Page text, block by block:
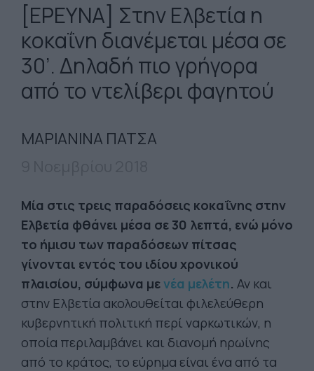
[ΕΡΕΥΝΑ] Στην Ελβετία η
κοκαΐνη διανέμεται μέσα σε
30’. Δηλαδή πιο γρήγορα
από το ντελίβερι φαγητού
ΜΑΡΙΑΝΙΝΑ ΠΑΤΣΑ
Μία στις τρεις παραδόσεις κοκαΐνης στην
Ελβετία φθάνει μέσα σε 30 λεπτά, ενώ μόνο
το ήμισυ των παραδόσεων πίτσας
γίνονται εντός του ιδίου χρονικού
πλαισίου, σύμφωνα μενέα μελέτη. Αν και
στην Ελβετία ακολουθείται φιλελεύθερη
κυβερνητική πολιτική περί ναρκωτικών, η
οποία περιλαμβάνει και διανομή ηρωίνης
από το κράτος, το εύρημα είναι ένα από τα